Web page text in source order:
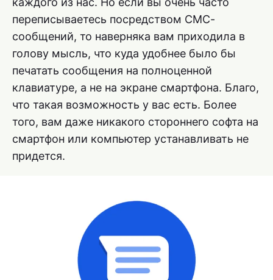
переписываетесь посредством СМС-
сообщений, то наверняка вам приходила в
голову мысль, что куда удобнее было бы
печатать сообщения на полноценной
клавиатуре, а не на экране смартфона. Благо,
что такая возможность у вас есть. Более
того, вам даже никакого стороннего софта на
смартфон или компьютер устанавливать не
придется.